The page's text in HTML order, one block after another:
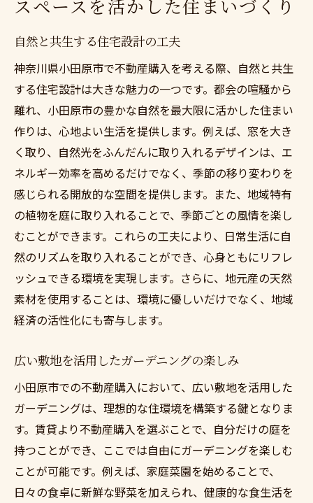
スペースを活かした住まいづくり
自然と共生する住宅設計の工夫
神奈川県小田原市で不動産購入を考える際、自然と共生
する住宅設計は大きな魅力の一つです。都会の喧騒から
離れ、小田原市の豊かな自然を最大限に活かした住まい
作りは、心地よい生活を提供します。例えば、窓を大き
く取り、自然光をふんだんに取り入れるデザインは、エ
ネルギー効率を高めるだけでなく、季節の移り変わりを
感じられる開放的な空間を提供します。また、地域特有
の植物を庭に取り入れることで、季節ごとの風情を楽し
むことができます。これらの工夫により、日常生活に自
然のリズムを取り入れることができ、心身ともにリフレ
ッシュできる環境を実現します。さらに、地元産の天然
素材を使用することは、環境に優しいだけでなく、地域
経済の活性化にも寄与します。
広い敷地を活用したガーデニングの楽しみ
小田原市での不動産購入において、広い敷地を活用した
ガーデニングは、理想的な住環境を構築する鍵となりま
す。賃貸より不動産購入を選ぶことで、自分だけの庭を
持つことができ、ここでは自由にガーデニングを楽しむ
ことが可能です。例えば、家庭菜園を始めることで、
日々の食卓に新鮮な野菜を加えられ、健康的な食生活を